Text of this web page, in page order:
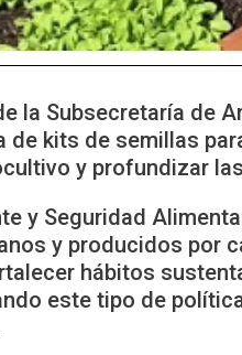
la Subsecretaría de
de kits de semillas
y profundizar
y Seguridad
y producidos por
hábitos
este tipo de